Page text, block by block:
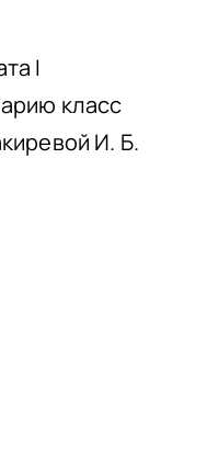
ОО
I
класс
И. Б.